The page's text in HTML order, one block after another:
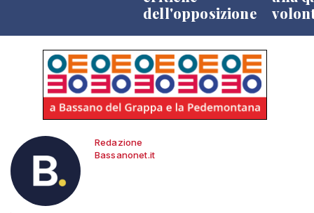
dell'opposizione
Redazione
Bassanonet.it